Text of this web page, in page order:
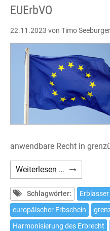
EUErbVO
22.11.2023 von Timo Seeburger
anwendbare Recht in
Weiterlesen …
nach
Artikel
5
EUErbVO
Schlagwörter: Erblasser
europäischer Erbschein
Harmonisierung des Erbrecht